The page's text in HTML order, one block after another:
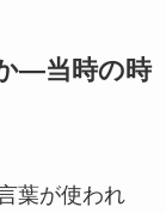
—当時の時
葉が使われ